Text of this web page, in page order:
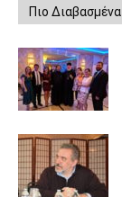
Πιο Διαβασμένα